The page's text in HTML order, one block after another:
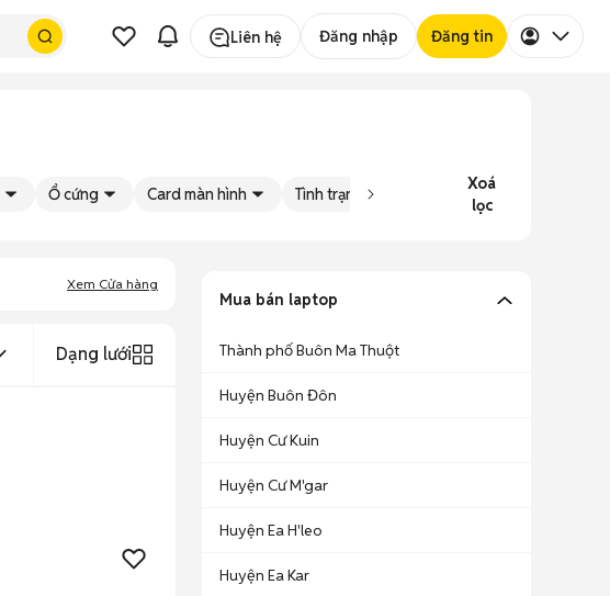
Liên hệ Đăng nhập Đăng tin
Ổ cứng Card màn hình Tình trạng Đăng bởi
Xoá
lọc
Xem Cửa hàng
Dạng lưới
Mua bán laptop
Thành phố Buôn Ma Thuột
Huyện Buôn Đôn
Huyện Cư Kuin
Huyện Cư M'gar
Huyện Ea H'leo
Huyện Ea Kar